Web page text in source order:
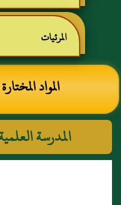
رياض الصالحين للإمام
النووي رحمهم الله تعالى
المرئيات
المواد المختارة
المدرسة